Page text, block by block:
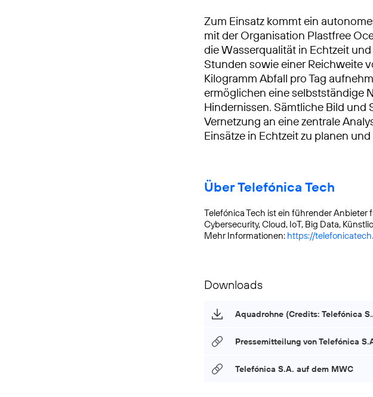
Zum Einsatz kommt ein
mit der Organisation Plastfree
die Wasserqualität in Echtzeit
Stunden sowie einer Reichweite
Kilogramm Abfall pro Tag
ermöglichen eine selbstständige
Hindernissen. Sämtliche Bild
Vernetzung an eine zentrale
Einsätze in Echtzeit zu planen
Über Telefónica Tech
Telefónica Tech ist ein führender
Cybersecurity, Cloud, IoT, Big Data,
Mehr Informationen: https://
Downloads
Aquadrohne (Credits: Telefónica
Pressemitteilung von Telefónica
Telefónica S.A. auf dem MWC